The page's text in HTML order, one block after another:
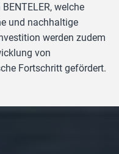
welche
und nachhaltige
werden zudem
von
Fortschritt gefördert.